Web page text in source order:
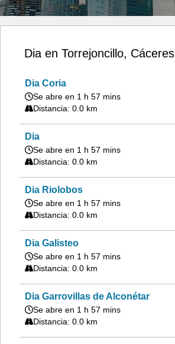
Dia en Torrejoncillo, Cáceres
Dia Coria
Se abre en 1 h 57 mins
Distancia: 0.0 km
Dia
Se abre en 1 h 57 mins
Distancia: 0.0 km
Dia Riolobos
Se abre en 1 h 57 mins
Distancia: 0.0 km
Dia Galisteo
Se abre en 1 h 57 mins
Distancia: 0.0 km
Dia Garrovillas de Alconétar
Se abre en 1 h 57 mins
Distancia: 0.0 km